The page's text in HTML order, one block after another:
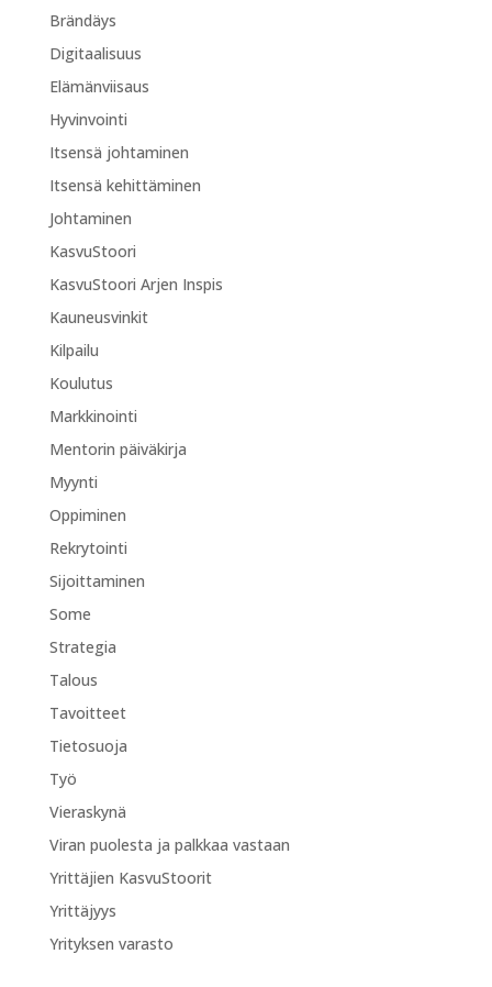
Brändäys
Digitaalisuus
Elämänviisaus
Hyvinvointi
Itsensä johtaminen
Itsensä kehittäminen
Johtaminen
KasvuStoori
KasvuStoori Arjen Inspis
Kauneusvinkit
Kilpailu
Koulutus
Markkinointi
Mentorin päiväkirja
Myynti
Oppiminen
Rekrytointi
Sijoittaminen
Some
Strategia
Talous
Tavoitteet
Tietosuoja
Työ
Vieraskynä
Viran puolesta ja palkkaa vastaan
Yrittäjien KasvuStoorit
Yrittäjyys
Yrityksen varasto